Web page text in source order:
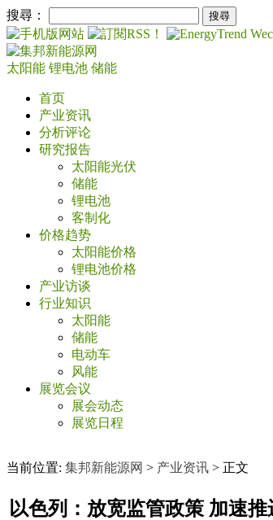
搜尋：
太阳能 锂电池 储能
首页
产业资讯
分析评论
研究报告
太阳能光伏
储能
锂电池
客制化
价格趋势
太阳能价格
锂电池价格
产业访谈
行业知识
太阳能
储能
电动车
风能
展览会议
展会动态
展览日程
当前位置: 集邦新能源网 > 产业资讯 > 正文
以色列：放宽监管政策 加速